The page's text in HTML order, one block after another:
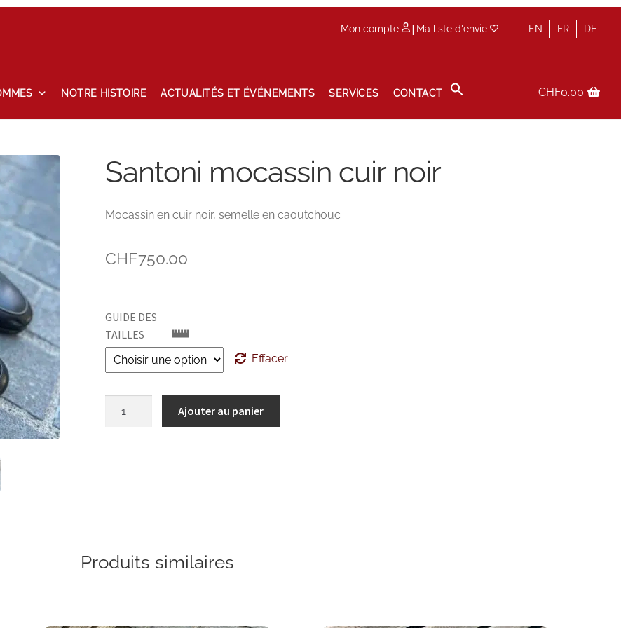
EN FR DE
Mon compte | Ma liste d'envie
NOTRE HISTOIRE ACTUALITÉS ET ÉVÉNEMENTS SERVICES CONTACT CHF0.00
Santoni mocassin cuir noir
Mocassin en cuir noir, semelle en caoutchouc
CHF750.00
GUIDE DES
TAILLES
Effacer
Ajouter au panier
Produits similaires